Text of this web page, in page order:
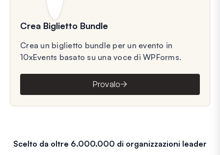
Crea Biglietto Bundle
Crea un biglietto bundle per un evento in
10xEvents basato su una voce di WPForms.
Provalo
Scelto da oltre 6.000.000 di organizzazioni leader